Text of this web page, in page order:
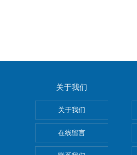
关于我们
关于我们
在线留言